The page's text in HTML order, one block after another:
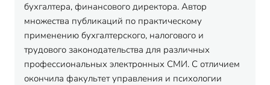
бухгалтера, финансового директора. Автор
множества публикаций по практическому
применению бухгалтерского, налогового и
трудового законодательства для различных
профессиональных электронных СМИ. С отличием
окончила факультет управления и психологии